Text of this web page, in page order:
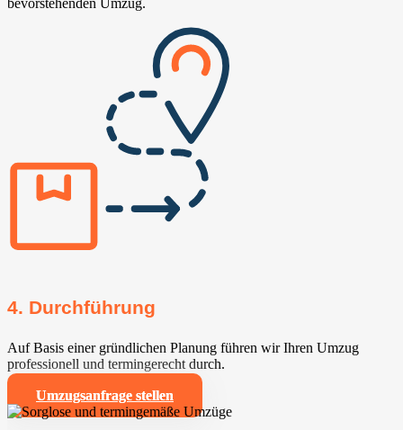
bevorstehenden Umzug.
4. Durchführung
Auf Basis einer gründlichen Planung führen wir Ihren Umzug
professionell und termingerecht durch.
Umzugsanfrage stellen